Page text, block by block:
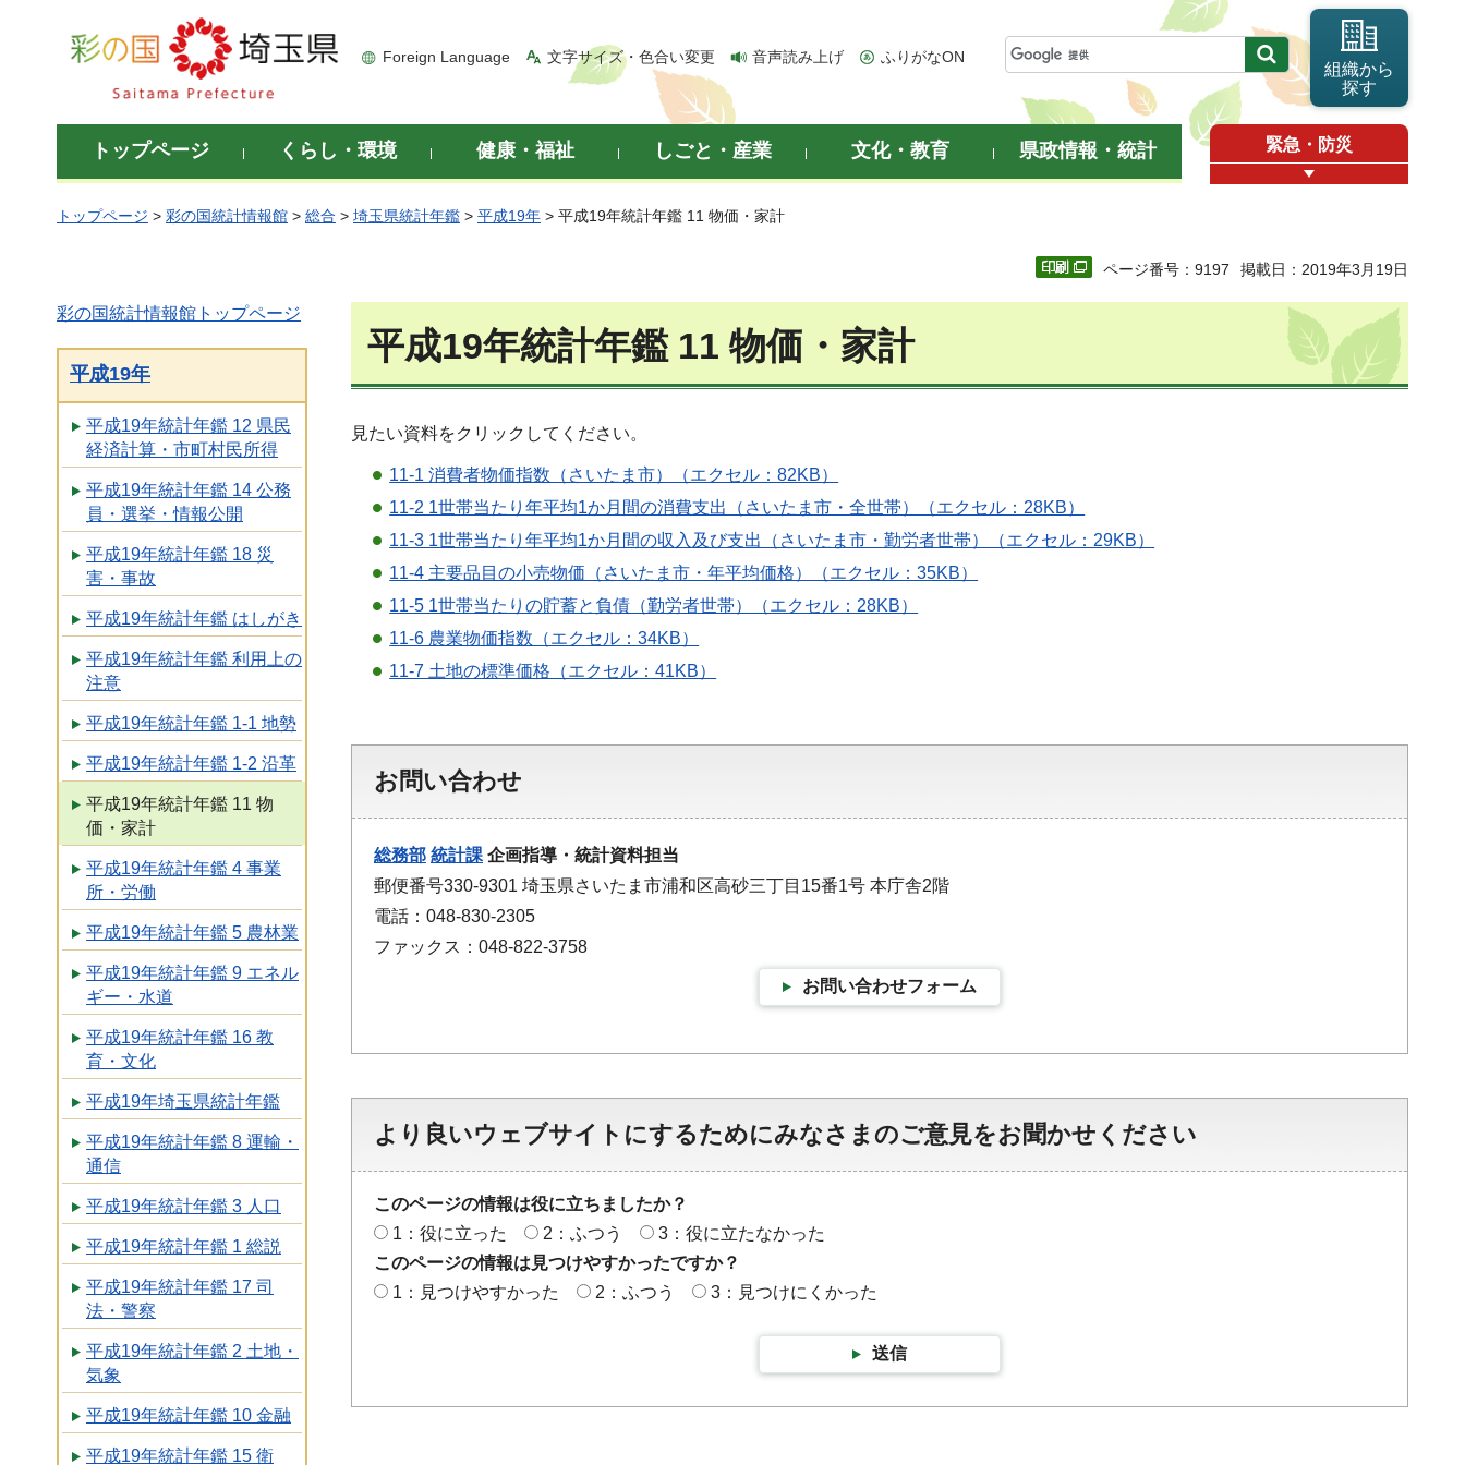
彩の国 埼玉県
Foreign Language 文字サイズ・色合い変更 音声読み上げ ふりがなON
組織から
探す
トップページ くらし・環境 健康・福祉 しごと・産業 文化・教育 県政情報・統計 緊急・防災
トップページ > 彩の国統計情報館 > 総合 > 埼玉県統計年鑑 > 平成19年 > 平成19年統計年鑑 11 物価・家計
ページ番号：9197 掲載日：2019年3月19日
彩の国統計情報館トップページ
平成19年
平成19年統計年鑑 12 県民
経済計算・市町村民所得
平成19年統計年鑑 14 公務
員・選挙・情報公開
平成19年統計年鑑 18 災
害・事故
平成19年統計年鑑 はしがき
平成19年統計年鑑 利用上の
注意
平成19年統計年鑑 1-1 地勢
平成19年統計年鑑 1-2 沿革
平成19年統計年鑑 11 物
価・家計
平成19年統計年鑑 4 事業
所・労働
平成19年統計年鑑 5 農林業
平成19年統計年鑑 9 エネル
ギー・水道
平成19年統計年鑑 16 教
育・文化
平成19年埼玉県統計年鑑
平成19年統計年鑑 8 運輸・
通信
平成19年統計年鑑 3 人口
平成19年統計年鑑 1 総説
平成19年統計年鑑 17 司
法・警察
平成19年統計年鑑 2 土地・
気象
平成19年統計年鑑 10 金融
平成19年統計年鑑 15 衛
平成19年統計年鑑 11 物価・家計
見たい資料をクリックしてください。
11-1 消費者物価指数（さいたま市）（エクセル：82KB）
11-2 1世帯当たり年平均1か月間の消費支出（さいたま市・全世帯）（エクセル：28KB）
11-3 1世帯当たり年平均1か月間の収入及び支出（さいたま市・勤労者世帯）（エクセル：29KB）
11-4 主要品目の小売物価（さいたま市・年平均価格）（エクセル：35KB）
11-5 1世帯当たりの貯蓄と負債（勤労者世帯）（エクセル：28KB）
11-6 農業物価指数（エクセル：34KB）
11-7 土地の標準価格（エクセル：41KB）
お問い合わせ
総務部 統計課 企画指導・統計資料担当
郵便番号330-9301 埼玉県さいたま市浦和区高砂三丁目15番1号 本庁舎2階
電話：048-830-2305
ファックス：048-822-3758
お問い合わせフォーム
より良いウェブサイトにするためにみなさまのご意見をお聞かせください
このページの情報は役に立ちましたか？
1：役に立った
2：ふつう
3：役に立たなかった
このページの情報は見つけやすかったですか？
1：見つけやすかった
2：ふつう 3：見つけにくかった
送信